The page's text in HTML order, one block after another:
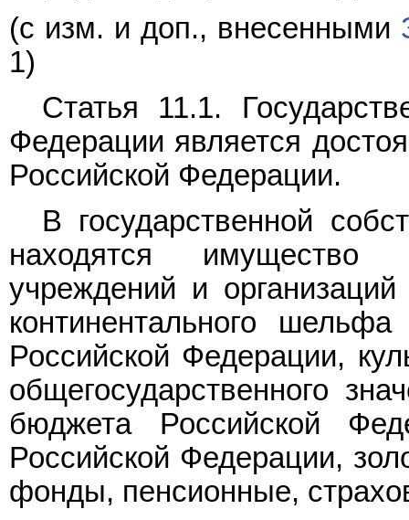
(с изм. и доп., внесенными
1)
Статья 11.1.
Федерации является
Российской Федерации.
В государственной
находятся имущество
учреждений и
континентального
Российской Федерации,
общегосударственного
бюджета Российской
Российской Федерации,
фонды, пенсионные,